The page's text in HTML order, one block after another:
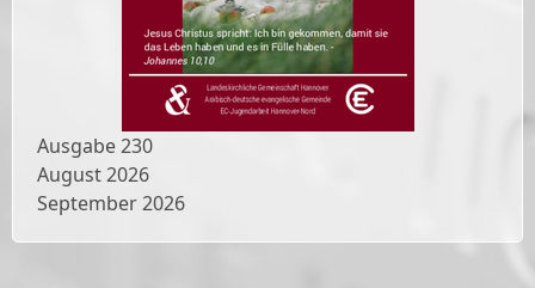
Ausgabe230
August 2026
September 2026